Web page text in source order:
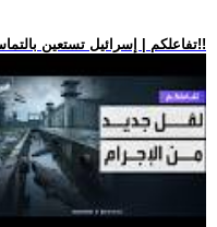
.. تفاعلكم | إسرائيل تستعين بالتماسيح ضد الأسرى الفلسطينيين!!